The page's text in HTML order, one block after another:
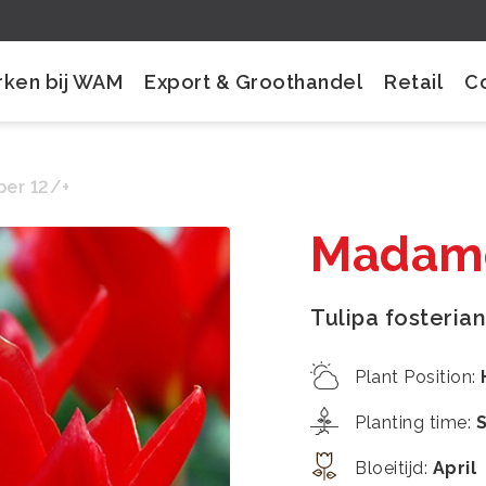
bij WAM Export & Groothandel Retail
12/+
Tulipa
Plant Position:
Planting time:
Bloeitijd: April